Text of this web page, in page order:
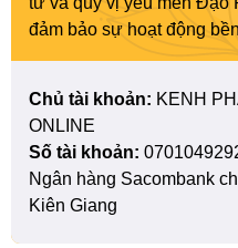
đảm bảo sự hoạt động
Chủ tài khoản: KENH
ONLINE
Số tài khoản:
Ngân hàng Sacombank
Kiên Giang